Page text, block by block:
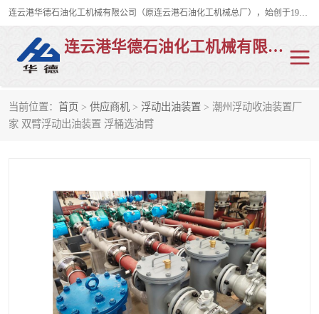
连云港华德石油化工机械有限公司（原连云港石油化工机械总厂），始创于1982年，是从事码头船用流体装卸臂、陆用流体装卸臂（鹤管）、活动梯、钢构平台、定量装车系统等全系列流体装卸设备的设计、制造、销售以及服务的专业供应商。
连云港华德石油化工机械有限公司
当前位置： 首页 > 供应商机 > 浮动出油装置 > 潮州浮动收油装置厂
家 双臂浮动出油装置 浮桶选油臂
陆用流体装卸臂
LNG鹤管 活动梯
平台栈桥 卸车鹤管
装车鹤管 输油臂
紧急脱离干式接头 火车鹤管